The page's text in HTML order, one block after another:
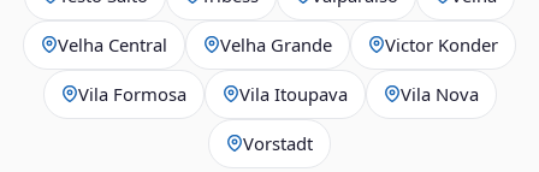
Velha Central Velha Grande Victor Konder
Vila Formosa Vila Itoupava Vila Nova
Vorstadt